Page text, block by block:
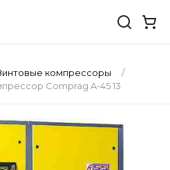
компрессоры
Comprag A-45 13